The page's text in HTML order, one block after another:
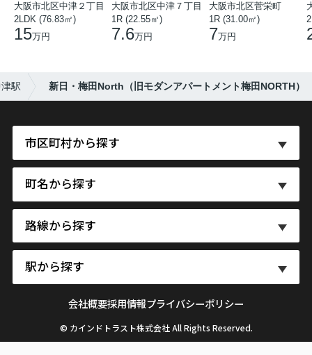
大阪市北区中津２丁目
2LDK (76.83㎡)
15万円
大阪市北区中津７丁目
1R (22.55㎡)
7.6万円
大阪市北区菅栄町
1R (31.00㎡)
7万円
駅 新日・梅田North（旧モダンアパートメント梅田NORTH）
市区町村から探す
町名から探す
路線から探す
駅から探す
会社概要採用情報プライバシーポリシー
© カインドトラスト株式会社 All Rights Reserved.